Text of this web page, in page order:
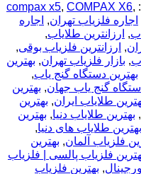
compax x5, COMPAX X6,
اجاره فلزیاب تهران, اجاره
, ارزانترین طلایاب,
, ارزانترین فلزیاب بوقی,
, بازار فلزیاب تهران, بهترين
بهترین دستگاه گنج یاب,
گنج یاب جهان, بهترین
طلایاب ایران, بهترین
, بهترین طلایاب دنیا, بهترین
بهترین طلایاب های دنیا,
فلزیاب آلمان, بهترین
فلزیاب پالسی | فلزیاب
, بهترین فلزیاب